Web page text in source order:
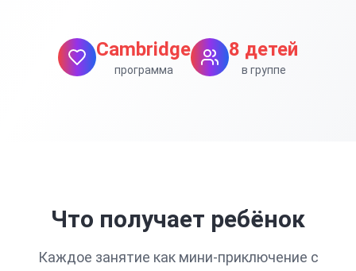
Cambridge
программа
8 детей
в группе
Что получает ребёнок
Каждое занятие как мини-приключение с